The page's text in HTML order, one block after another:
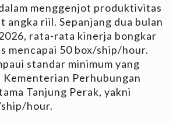
menggenjot produktivitas
angka riil. Sepanjang dua bulan
rata-rata kinerja bongkar
mencapai 50 box/ship/hour.
standar minimum yang
Perhubungan
Tanjung Perak, yakni
hour.